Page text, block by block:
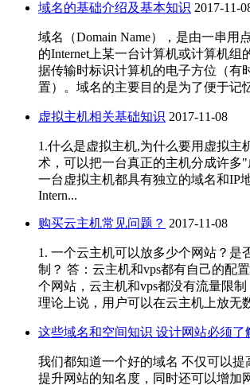
域名的基础介绍及基本知识 2017-11-
域名（Domain Name），是由一串用
的Internet上某一台计算机或计算机组
据传输时标识计算机的电子方位（有
置）。域名的主要目的是为了便于记
虚拟主机相关基础知识 2017-11-08
1.什么是虚拟主机,为什么要用虚拟主
术，可以把一台真正的主机分成许多
一台虚拟主机都具有独立的域名和IP
Intern...
购买云主机常见问题？ 2017-11-08
1. 一个云主机可以放多少个网站？是
制？ 答：云主机和vps都有自己的配
个网站，云主机和vps都没有流量限制
理论上说，用户可以在云主机上放无
这些域名和空间知识 设计网站必须了
我们都知道一个好的域名 不仅可以提
提升网站的知名度，同时还可以增加